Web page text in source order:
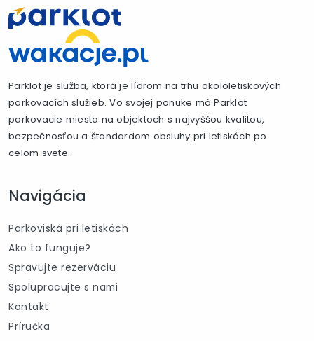
Parklot je služba, ktorá je lídrom na trhu okololetiskových
parkovacích služieb. Vo svojej ponuke má Parklot
parkovacie miesta na objektoch s najvyššou kvalitou,
bezpečnosťou a štandardom obsluhy pri letiskách po
celom svete.
Navigácia
Parkoviská pri letiskách
Ako to funguje?
Spravujte rezerváciu
Spolupracujte s nami
Kontakt
Príručka